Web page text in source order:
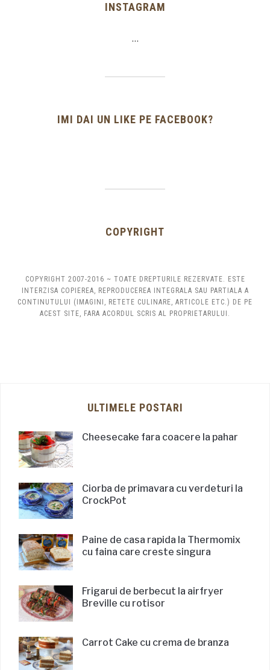
INSTAGRAM
…
IMI DAI UN LIKE PE FACEBOOK?
COPYRIGHT
COPYRIGHT 2007-2016 ~ TOATE DREPTURILE REZERVATE. ESTE
INTERZISA COPIEREA, REPRODUCEREA INTEGRALA SAU PARTIALA A
CONTINUTULUI (IMAGINI, RETETE CULINARE, ARTICOLE ETC.) DE PE
ACEST SITE, FARA ACORDUL SCRIS AL PROPRIETARULUI.
ULTIMELE POSTARI
Cheesecake fara coacere la pahar
Ciorba de primavara cu verdeturi la
CrockPot
Paine de casa rapida la Thermomix
cu faina care creste singura
Frigarui de berbecut la airfryer
Breville cu rotisor
Carrot Cake cu crema de branza